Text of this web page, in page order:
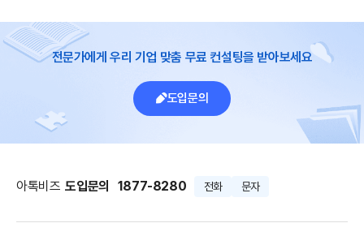
전문가에게 우리 기업 맞춤 무료 컨설팅을 받아보세요
도입문의
아톡비즈 도입문의 1877-8280 전화 문자